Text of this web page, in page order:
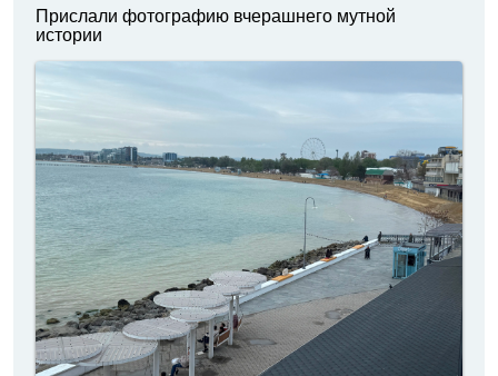
Прислали фотографию вчерашнего мутной
истории